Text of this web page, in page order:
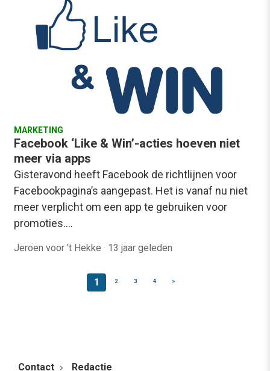
MARKETING
Facebook ‘Like & Win’-acties hoeven niet
meer via apps
Gisteravond heeft Facebook de richtlijnen voor
Facebookpagina’s aangepast. Het is vanaf nu niet
meer verplicht om een app te gebruiken voor
promoties.…
Jeroen voor 't Hekke · 13 jaar geleden
1 2 3 4 >
Contact Redactie